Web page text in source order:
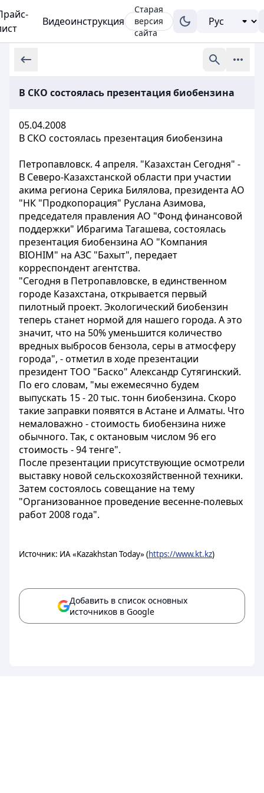
Видеоинструкция
Старая
версия
сайта
В СКО состоялась презентация биобензина
05.04.2008
В СКО состоялась презентация биобензина
Петропавловск. 4 апреля. "Казахстан Сегодня" -
В Северо-Казахстанской области при участии
акима региона Серика Билялова, президента АО
"НК "Продкопорация" Руслана Азимова,
председателя правления АО "Фонд финансовой
поддержки" Ибрагима Тагашева, состоялась
презентация биобензина АО "Компания
BIOHIM" на АЗС "Бахыт", передает
корреспондент агентства.
"Сегодня в Петропавловске, в единственном
городе Казахстана, открывается первый
пилотный проект. Экологический биобензин
теперь станет нормой для нашего города. А это
значит, что на 50% уменьшится количество
вредных выбросов бензола, серы в атмосферу
города", - отметил в ходе презентации
президент ТОО "Баско" Александр Сутягинский.
По его словам, "мы ежемесячно будем
выпускать 15 - 20 тыс. тонн биобензина. Скоро
такие заправки появятся в Астане и Алматы. Что
немаловажно - стоимость биобензина ниже
обычного. Так, с октановым числом 96 его
стоимость - 94 тенге".
После презентации присутствующие осмотрели
выставку новой сельскохозяйственной техники.
Затем состоялось совещание на тему
"Организованное проведение весенне-полевых
работ 2008 года".
Источник: ИА «Kazakhstan Today» (https://www.kt.kz)
Добавить в список основных
источников в Google